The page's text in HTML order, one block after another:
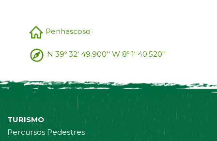
Penhascoso
N 39º 32' 49.900'' W 8º 1' 40.520''
TURISMO
Percursos Pedestres